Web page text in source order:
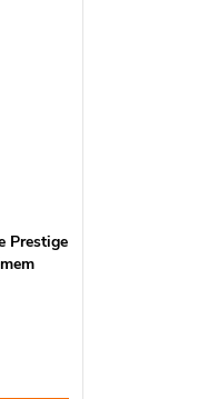
Prestige